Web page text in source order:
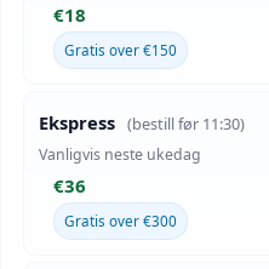
€18
Gratis over €150
Ekspress (bestill før 11:30)
Vanligvis neste ukedag
€36
Gratis over €300